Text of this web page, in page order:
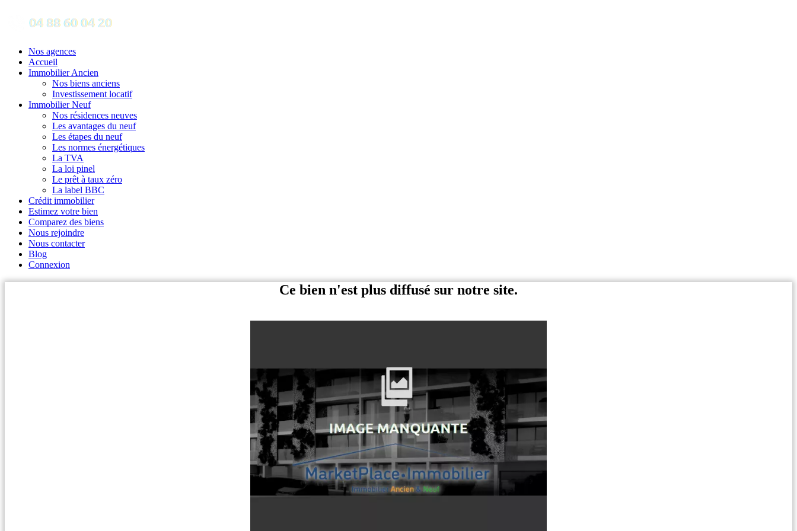
Nos agences
Accueil
Immobilier Ancien
Nos biens anciens
Investissement locatif
Immobilier Neuf
Nos résidences neuves
Les avantages du neuf
Les étapes du neuf
Les normes énergétiques
La TVA
La loi pinel
Le prêt à taux zéro
La label BBC
Crédit immobilier
Estimez votre bien
Comparez des biens
Nous rejoindre
Nous contacter
Blog
Connexion
Ce bien n'est plus diffusé sur notre site.